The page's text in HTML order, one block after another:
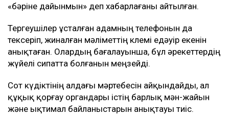
«бәріне дайынмын» деп хабарлағаны айтылған.
Тергеушілер ұсталған адамның телефонын да
тексеріп, жиналған мәліметтің көлемі едәуір екенін
анықтаған. Олардың бағалауынша, бұл әрекеттердің
жүйелі сипатта болғанын меңзейді.
Сот күдіктінің алдағы мәртебесін айқындайды, ал
құқық қорғау органдары істің барлық мән-жайын
және ықтимал байланыстарын анықтауы тиіс.